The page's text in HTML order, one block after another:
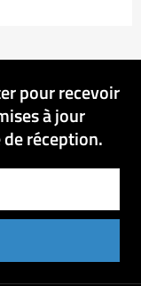
pour recevoir
à jour
réception.